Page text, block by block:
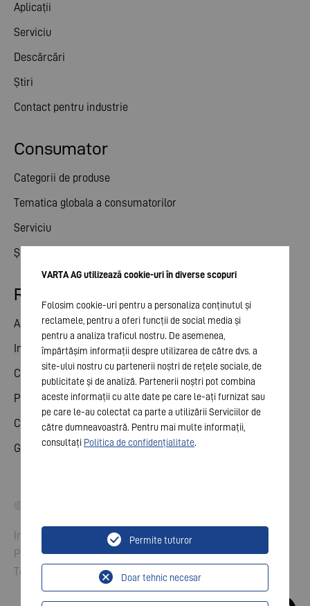
Consumator
Categorii de produse
Tematica globala a consumatorilor
Serviciu
Știri
Aplicații
Serviciu
Descărcări
Știri
Contact pentru industrie
Relații cu investitorii
Acțiune
Intalnire generala
Calendar financiar
Publicații
Contact investitor
Guvernanța corporativă
© 2026 VARTA AG. Toate rezervate.
Imprima
Protejarea datelor
Termeni și condiții
VARTA AG utilizează cookie-uri în diverse scopuri
Folosim cookie-uri pentru a personaliza conținutul și
reclamele, pentru a oferi funcții de social media și
pentru a analiza traficul nostru. De asemenea,
împărtășim informații despre utilizarea de către dvs. a
site-ului nostru cu partenerii noștri de rețele sociale, de
publicitate și de analiză. Partenerii noștri pot combina
aceste informații cu alte date pe care le-ați furnizat sau
pe care le-au colectat ca parte a utilizării Serviciilor de
către dumneavoastră. Pentru mai multe informații,
consultați Politica de confidențialitate.
Doar tehnic necesar
Permite tuturor